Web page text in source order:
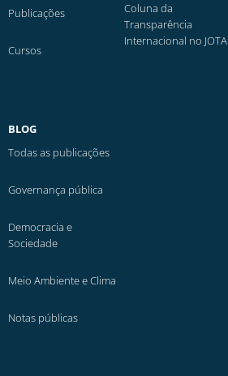
Publicações
Cursos
BLOG
Todas as publicações
Governança pública
Democracia e
Sociedade
Meio Ambiente e Clima
Notas públicas
Coluna da
Transparência
Internacional no JOTA